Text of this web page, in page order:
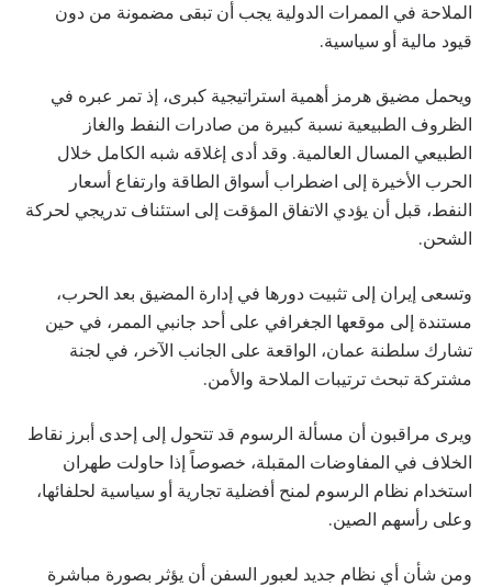
الملاحة في الممرات الدولية يجب أن تبقى مضمونة من دون
قيود مالية أو سياسية.
ويحمل مضيق هرمز أهمية استراتيجية كبرى، إذ تمر عبره في
الظروف الطبيعية نسبة كبيرة من صادرات النفط والغاز
الطبيعي المسال العالمية. وقد أدى إغلاقه شبه الكامل خلال
الحرب الأخيرة إلى اضطراب أسواق الطاقة وارتفاع أسعار
النفط، قبل أن يؤدي الاتفاق المؤقت إلى استئناف تدريجي لحركة
الشحن.
وتسعى إيران إلى تثبيت دورها في إدارة المضيق بعد الحرب،
مستندة إلى موقعها الجغرافي على أحد جانبي الممر، في حين
تشارك سلطنة عمان، الواقعة على الجانب الآخر، في لجنة
مشتركة تبحث ترتيبات الملاحة والأمن.
ويرى مراقبون أن مسألة الرسوم قد تتحول إلى إحدى أبرز نقاط
الخلاف في المفاوضات المقبلة، خصوصاً إذا حاولت طهران
استخدام نظام الرسوم لمنح أفضلية تجارية أو سياسية لحلفائها،
وعلى رأسهم الصين.
ومن شأن أي نظام جديد لعبور السفن أن يؤثر بصورة مباشرة